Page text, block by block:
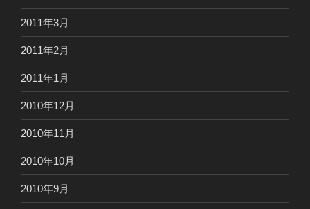
2011年3月
2011年2月
2011年1月
2010年12月
2010年11月
2010年10月
2010年9月